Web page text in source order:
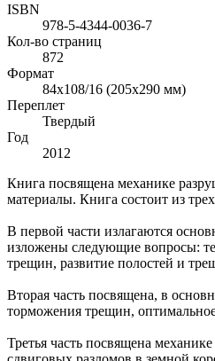
ISBN
978-5-4344-0036-7
Кол-во страниц
872
Формат
84x108/16 (205х290 мм)
Переплет
Твердый
Год
2012
Книга посвящена механике
материалы. Книга состоит из
В первой части излагаются
изложены следующие вопросы:
трещин, развитие полостей и
Вторая часть посвящена, в
торможения трещин,
Третья часть посвящена